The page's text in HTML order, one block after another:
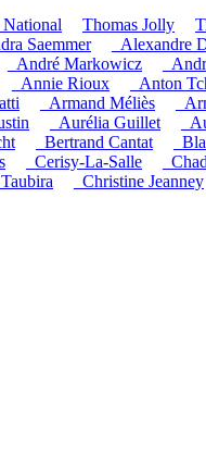
Thomas Jolly
Saemmer _Alexandre
_André Markowicz
_Annie Rioux _Anton
_Armand Méliès
_Aurélia Guillet
_Bertrand Cantat
_Cerisy-La-Salle
_Christine Jeanney